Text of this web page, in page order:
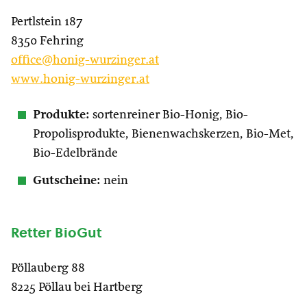
Pertlstein 187
8350 Fehring
office@honig-wurzinger.at
www.honig-wurzinger.at
Produkte: sortenreiner Bio-Honig, Bio-
Propolisprodukte, Bienenwachskerzen, Bio-Met,
Bio-Edelbrände
Gutscheine: nein
Retter BioGut
Pöllauberg 88
8225 Pöllau bei Hartberg